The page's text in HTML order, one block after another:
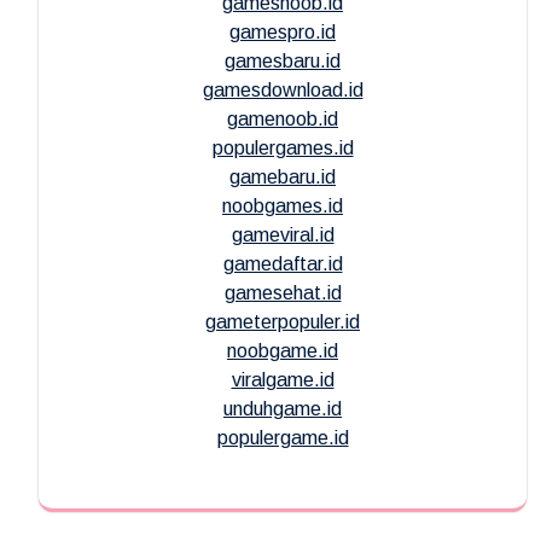
gamespro.id
gamesbaru.id
gamesdownload.id
gamenoob.id
populergames.id
gamebaru.id
noobgames.id
gameviral.id
gamedaftar.id
gamesehat.id
gameterpopuler.id
noobgame.id
viralgame.id
unduhgame.id
populergame.id